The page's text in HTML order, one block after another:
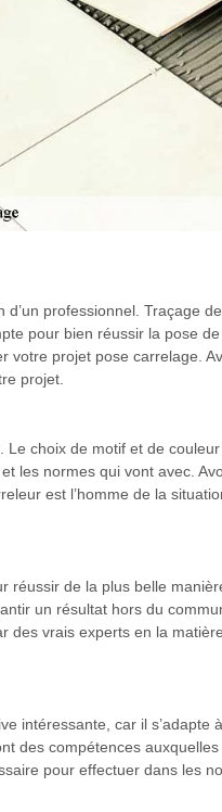
professionnel. Traçage
pour bien réussir la pose
votre projet pose carrelage.
projet.
choix de motif et de
les normes qui vont avec.
est l’homme de la
réussir de la plus belle
un résultat hors du
des vrais experts en la
intéressante, car il s’adapte
des compétences
pour effectuer dans les